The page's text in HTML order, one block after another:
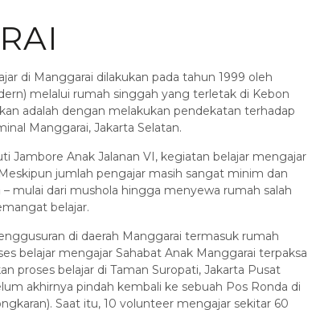
di Manggarai dilakukan pada tahun 1999 oleh
melalui rumah singgah yang terletak di Kebon
adalah dengan melakukan pendekatan terhadap
Manggarai, Jakarta Selatan.
Jambore Anak Jalanan VI, kegiatan belajar mengajar
jumlah pengajar masih sangat minim dan
mulai dari mushola hingga menyewa rumah salah
belajar.
di daerah Manggarai termasuk rumah
belajar mengajar Sahabat Anak Manggarai terpaksa
proses belajar di Taman Suropati, Jakarta Pusat
akhirnya pindah kembali ke sebuah Pos Ronda di
Saat itu, 10 volunteer mengajar sekitar 60